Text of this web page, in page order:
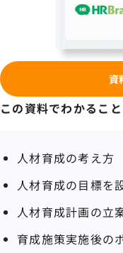
資
この資料でわかること
人材育成の考え方
人材育成の目標を
人材育成計画の立
育成施策実施後の